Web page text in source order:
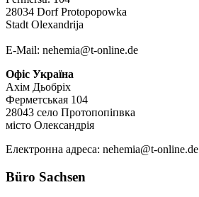
28034 Dorf Protopopowka
Stadt Olexandrija
E-Mail: nehemia@t-online.de
Офіс Україна
Ахім Дьобріх
Ферметськая 104
28043 село Протопопіпвка
місто Олександрія
Електронна адреса: nehemia@t-online.de
Büro Sachsen